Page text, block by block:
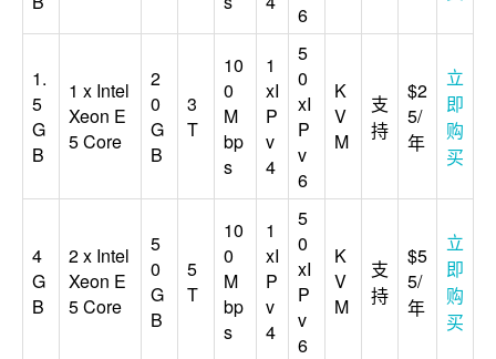
6
1.
5
G
B
1 x Intel
Xeon E
5 Core
2
0
G
B
3
T
10
0
M
bp
s
1
xI
P
v
4
5
0
xI
P
v
6
K
V
M
支
持
$2
5/
年
立
即
购
买
4
G
B
2 x Intel
Xeon E
5 Core
5
0
G
B
5
T
10
0
M
bp
s
1
xI
P
v
4
5
0
xI
P
v
6
K
V
M
支
持
$5
5/
年
立
即
购
买